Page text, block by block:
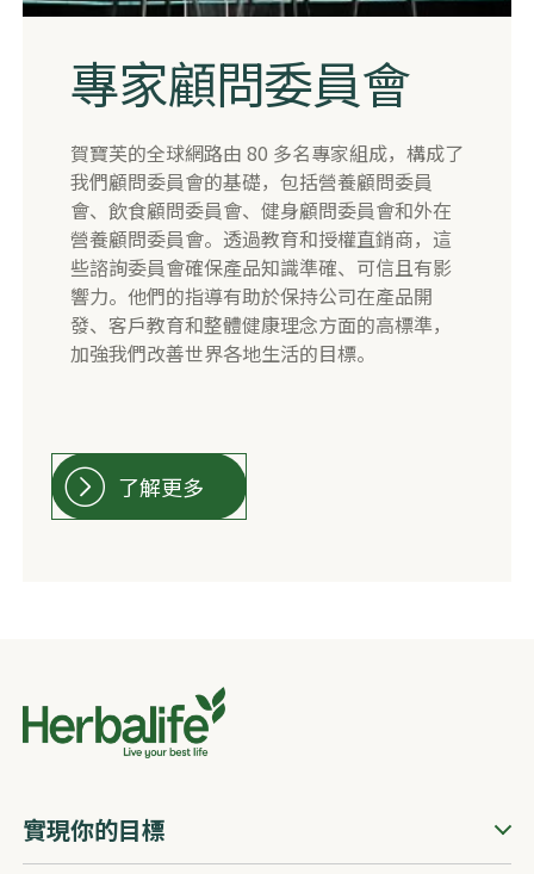
​專家顧問委員會
​賀寶芙的全球網路由 80 多名專家組成，構成了
我們顧問委員會的基礎，包括營養顧問委員
會、飲食顧問委員會、健身顧問委員會和外在
營養顧問委員會。透過教育和授權直銷商，這
些諮詢委員會確保產品知識準確、可信且有影
響力。他們的指導有助於保持公司在產品開
發、客戶教育和整體健康理念方面的高標準，
加強我們改善世界各地生活的目標。
了解更多
實現你的目標